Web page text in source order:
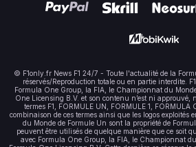
© F1only.fr News F1 24/7 - Toute l'actualité de la
réservés/Reproduction totale ou en partie interdite.
Formula One Group, la FIA, le Championnat du
One Licensing B.V. et son contenu n’est ni approuvé,
termes F1, FORMULE UN, FORMULE 1, FORMULA
combinaison de ces termes ainsi que les logos exploités
du Monde de Formule Un sont la propriété de
peuvent être utilisés de quelque manière que ce soit
avec Formula One Group, la FIA, le Championnat